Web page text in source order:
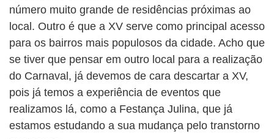
número muito grande de residências próximas ao
local. Outro é que a XV serve como principal acesso
para os bairros mais populosos da cidade. Acho que
se tiver que pensar em outro local para a realização
do Carnaval, já devemos de cara descartar a XV,
pois já temos a experiência de eventos que
realizamos lá, como a Festança Julina, que já
estamos estudando a sua mudança pelo transtorno